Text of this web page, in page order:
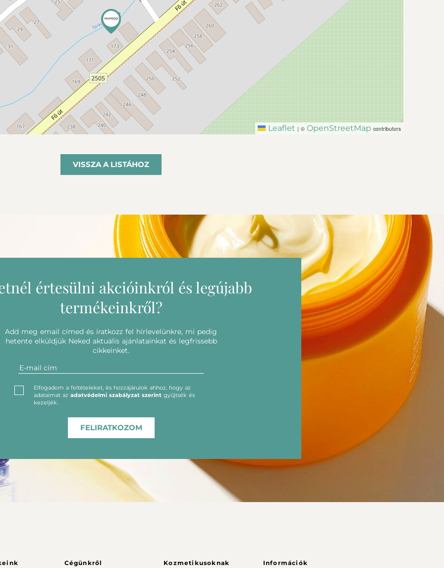
Leaflet | © OpenStreetMap contributors
VISSZA A LISTÁHOZ
értesülni akcióinkról és legújabb
termékeinkről?
Add meg email címed és iratkozz fel hírlevelünkre, mi pedig
hetente elküldjük Neked aktuális ajánlatainkat és legfrissebb
cikkeinket.
Elfogadom a feltételeket, és hozzájárulok ahhoz, hogy az
adataimat az adatvédelmi szabályzat szerint gyűjtsék és
kezeljék.
FELIRATKOZOM
Cégünkről Kozmetikusoknak Információk